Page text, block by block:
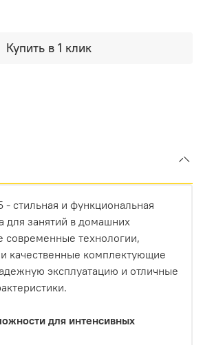
Купить в 1 клик
- стильная и функциональная
для занятий в домашних
современные технологии,
качественные комплектующие
эксплуатацию и отличные
для интенсивных